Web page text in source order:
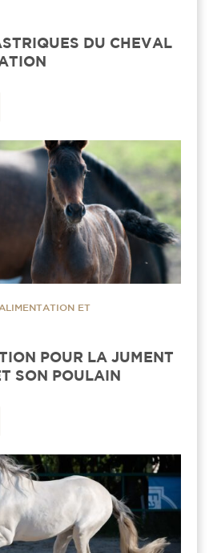
DU CHEVAL
ALIMENTATION ET
POUR LA JUMENT
SON POULAIN